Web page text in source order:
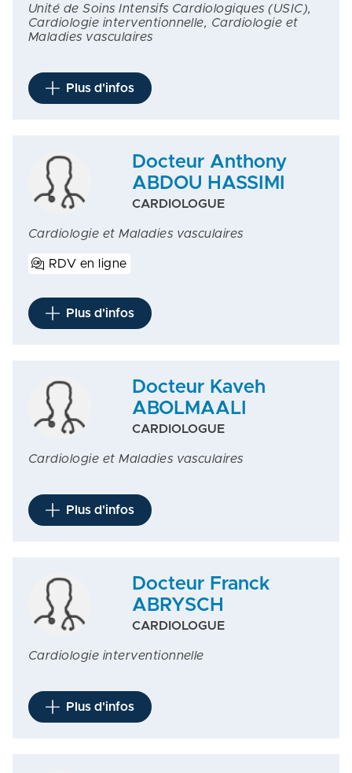
Unité de Soins Intensifs Cardiologiques (USIC),
Cardiologie interventionnelle, Cardiologie et
Maladies vasculaires
Plus d'infos
Docteur Anthony
ABDOU HASSIMI
CARDIOLOGUE
Cardiologie et Maladies vasculaires
RDV en ligne
Plus d'infos
Docteur Kaveh
ABOLMAALI
CARDIOLOGUE
Cardiologie et Maladies vasculaires
Plus d'infos
Docteur Franck
ABRYSCH
CARDIOLOGUE
Cardiologie interventionnelle
Plus d'infos